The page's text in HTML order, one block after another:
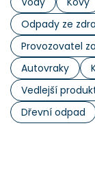
Odpady ze
Provozovatel
Autovraky
Vedlejší
Dřevní odpad